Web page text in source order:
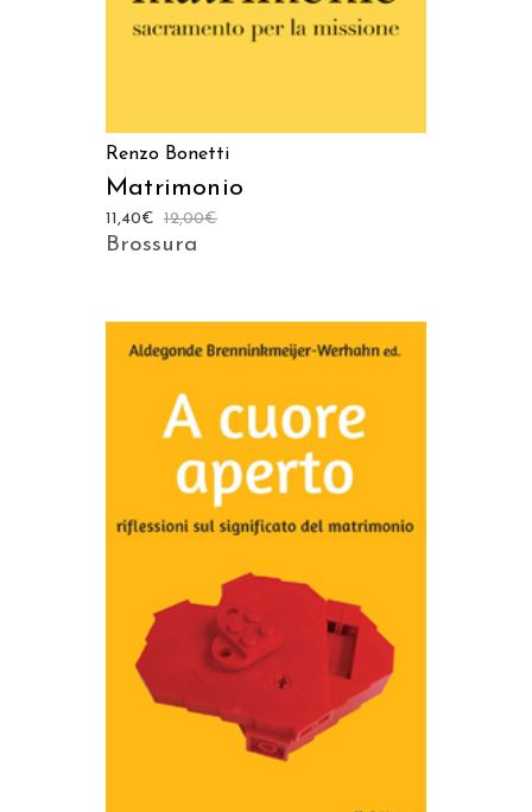
Renzo Bonetti
Matrimonio
12,00€
11,40€
Brossura
AGGIUNGI AL CARRELLO